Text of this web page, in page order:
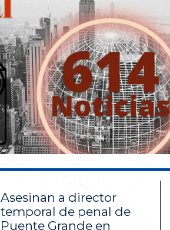
Asesinan a director
temporal de penal de
Puente Grande en